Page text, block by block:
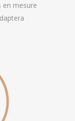
en mesure